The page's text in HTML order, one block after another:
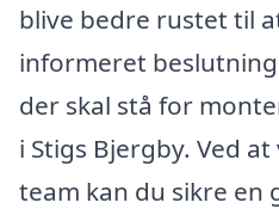
blive bedre rustet til
informeret
der skal stå for
i Stigs Bjergby. Ved
team kan du sikre en